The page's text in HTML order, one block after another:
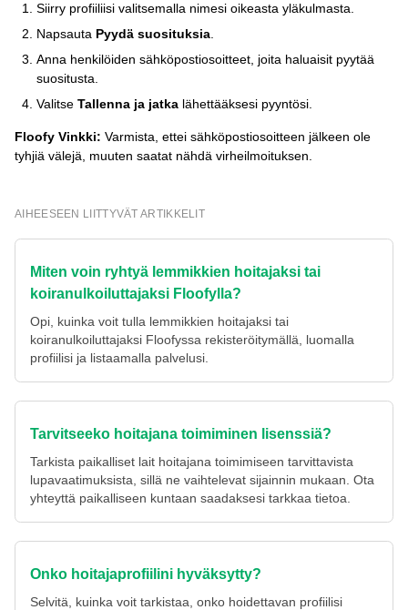
Siirry profiiliisi valitsemalla nimesi oikeasta yläkulmasta.
Napsauta Pyydä suosituksia
Anna henkilöiden sähköpostiosoitteet, joita haluaisit pyytää
suositusta.
Valitse Tallenna ja jatka lähettääksesi pyyntösi.
Floofy Vinkki: Varmista, ettei sähköpostiosoitteen jälkeen ole
tyhjiä välejä, muuten saatat nähdä virheilmoituksen.
AIHEESEEN LIITTYVÄT ARTIKKELIT
Miten voin ryhtyä lemmikkien hoitajaksi tai
koiranulkoiluttajaksi Floofylla?
Opi, kuinka voit tulla lemmikkien hoitajaksi tai
koiranulkoiluttajaksi Floofyssa rekisteröitymällä, luomalla
profiilisi ja listaamalla palvelusi.
Tarvitseeko hoitajana toimiminen lisenssiä?
Tarkista paikalliset lait hoitajana toimimiseen tarvittavista
lupavaatimuksista, sillä ne vaihtelevat sijainnin mukaan. Ota
yhteyttä paikalliseen kuntaan saadaksesi tarkkaa tietoa.
Onko hoitajaprofiilini hyväksytty?
Selvitä, kuinka voit tarkistaa, onko hoidettavan profiilisi